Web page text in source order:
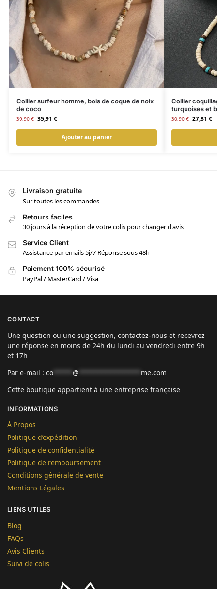
Collier surfeur homme, bois de coque de noix
de coco
39,90€ 35,91 €
Ajouter au panier
Collier
turquoises et
30,90€ 27,81 €
Livraison gratuite
Sur toutes les commandes
Retours faciles
30 jours à la réception de votre colis pour changer d'avis
Service Client
Assistance par emails 5j/7 Réponse sous 48h
Paiement 100% sécurisé
PayPal / MasterCard / Visa
CONTACT
Une question ou une suggestion, contactez-nous et recevrez
une réponse en moins de 24h du lundi au vendredi entre 9h
et 17h
Par e-mail : co @
me.com
Cette boutique appartient à une entreprise française
INFORMATIONS
À Propos
Politique d’expédition
Politique de confidentialité
Politique de remboursement
Conditions générale de vente
Mentions Légales
LIENS UTILES
Blog
FAQs
Avis Clients
Suivi de colis